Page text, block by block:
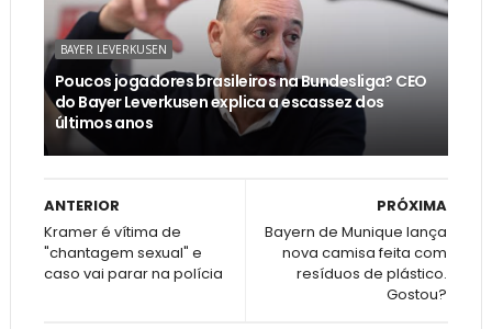
BAYER LEVERKUSEN
Poucos jogadores brasileiros na Bundesliga? CEO
do Bayer Leverkusen explica a escassez dos
últimos anos
PRÓXIMA
Bayern de Munique lança
nova camisa feita com
resíduos de plástico.
Gostou?
ANTERIOR
Kramer é vítima de
"chantagem sexual" e
caso vai parar na polícia